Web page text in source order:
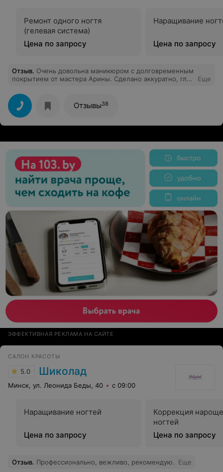
Ремонт одного ногтя
(гелевая система)
Цена по запросу
Наращивание
Цена по запросу
Отзыв. Очень довольна маникюром с долговременным
покрытием от мастера Арины. Сделано аккуратно, глаз
любимый салон теперь.
Еще
Отзывы38
ЭФФЕКТИВНАЯ РЕКЛАМА НА САЙТЕ
САЛОН КРАСОТЫ
5.0 Шиколад
Минск, ул. Леонида Беды, 40 с 09:00
Наращивание ногтей
Цена по запросу
Коррекция
ногтей
Цена по запросу
Отзыв. Профессионально, вежливо, рекомендую. Еще